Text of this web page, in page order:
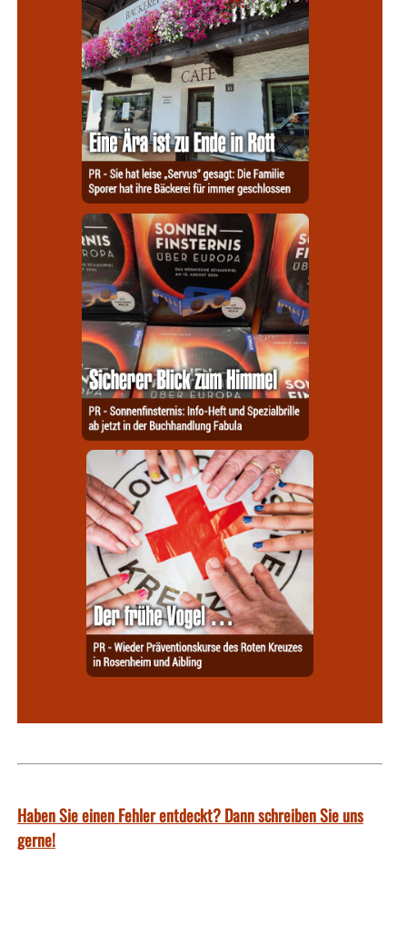
Haben Sie einen Fehler entdeckt? Dann schreiben Sie uns
gerne!